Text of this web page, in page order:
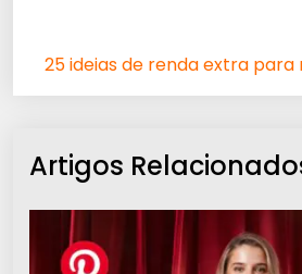
25 ideias de renda extra para
Artigos